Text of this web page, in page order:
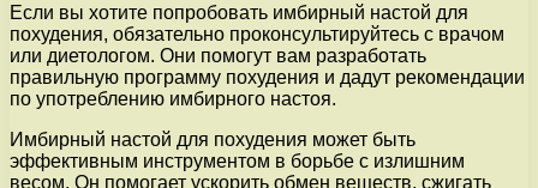
Если вы хотите попробовать имбирный настой для
похудения, обязательно проконсультируйтесь с врачом
или диетологом. Они помогут вам разработать
правильную программу похудения и дадут рекомендации
по употреблению имбирного настоя.
Имбирный настой для похудения может быть
эффективным инструментом в борьбе с излишним
весом. Он помогает ускорить обмен веществ, сжигать